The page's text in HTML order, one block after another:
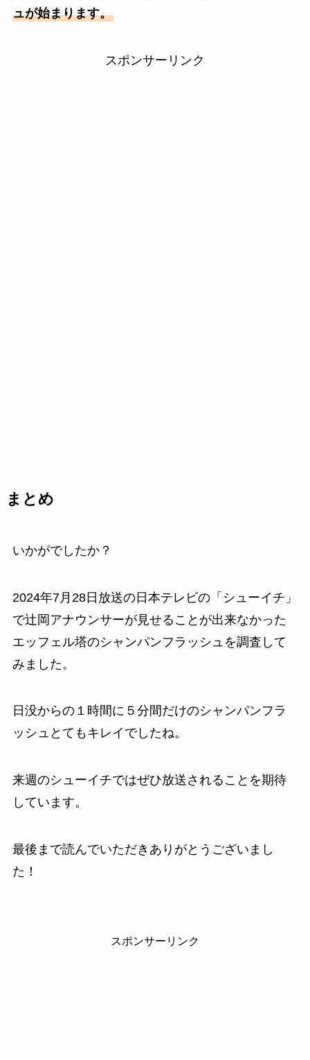
ュが始まります。
スポンサーリンク
まとめ
いかがでしたか？
2024年7月28日放送の日本テレビの「シューイチ」
で辻岡アナウンサーが見せることが出来なかった
エッフェル塔のシャンパンフラッシュを調査して
みました。
日没からの１時間に５分間だけのシャンパンフラ
ッシュとてもキレイでしたね。
来週のシューイチではぜひ放送されることを期待
しています。
最後まで読んでいただきありがとうございまし
た！
スポンサーリンク